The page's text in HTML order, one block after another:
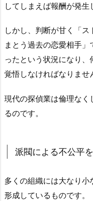
してしまえば報酬が発生
しかし、判断が甘く「
まとう過去の恋愛相手
ったという状況になり
覚悟しなければなりませ
現代の探偵業は倫理なく
るのです。
派閥による不公平
多くの組織には大なり
形成しているものです。